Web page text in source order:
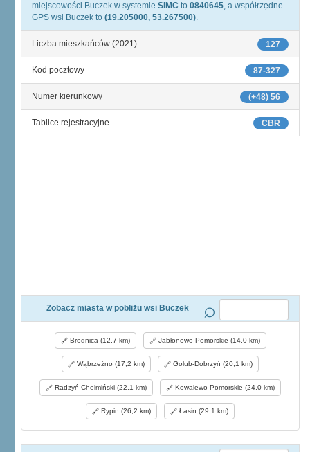
miejscowości Buczek w systemie SIMC to 0840645, a współrzędne
GPS wsi Buczek to (19.205000, 53.267500).
127
Liczba mieszkańców (2021)
87-327
Kod pocztowy
(+48) 56
Numer kierunkowy
CBR
Tablice rejestracyjne
Zobacz miasta w pobliżu wsi Buczek
Brodnica (12,7 km) Jabłonowo Pomorskie (14,0 km)
Wąbrzeźno (17,2 km) Golub-Dobrzyń (20,1 km)
Radzyń Chełmiński (22,1 km) Kowalewo Pomorskie (24,0 km)
Rypin (26,2 km) Łasin (29,1 km)